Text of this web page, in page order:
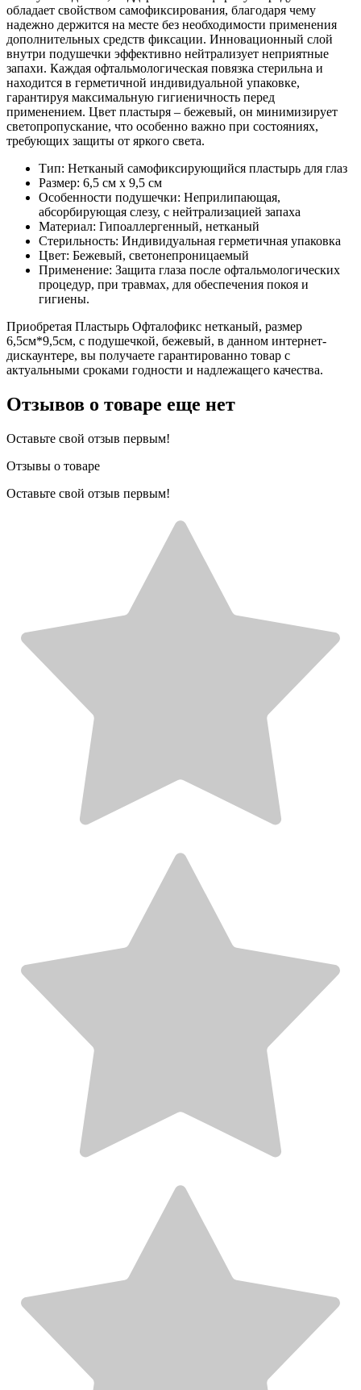
обладает свойством самофиксирования, благодаря чему
надежно держится на месте без необходимости применения
дополнительных средств фиксации. Инновационный слой
внутри подушечки эффективно нейтрализует неприятные
запахи. Каждая офтальмологическая повязка стерильна и
находится в герметичной индивидуальной упаковке,
гарантируя максимальную гигиеничность перед
применением. Цвет пластыря – бежевый, он минимизирует
светопропускание, что особенно важно при состояниях,
требующих защиты от яркого света.
Тип: Нетканый самофиксирующийся пластырь для глаз
Размер: 6,5 см x 9,5 см
Особенности подушечки: Неприлипающая,
абсорбирующая слезу, с нейтрализацией запаха
Материал: Гипоаллергенный, нетканый
Стерильность: Индивидуальная герметичная упаковка
Цвет: Бежевый, светонепроницаемый
Применение: Защита глаза после офтальмологических
процедур, при травмах, для обеспечения покоя и
гигиены.
Приобретая Пластырь Офталофикс нетканый, размер
6,5см*9,5см, с подушечкой, бежевый, в данном интернет-
дискаунтере, вы получаете гарантированно товар с
актуальными сроками годности и надлежащего качества.
Отзывов о товаре еще нет
Оставьте свой отзыв первым!
Отзывы о товаре
Оставьте свой отзыв первым!